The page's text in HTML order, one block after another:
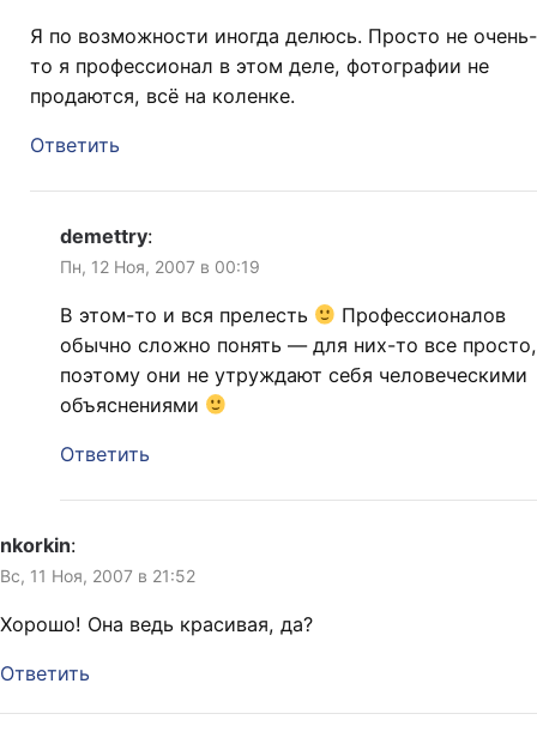
Я по возможности иногда делюсь. Просто не очень-
то я профессионал в этом деле, фотографии не
продаются, всё на коленке.
Ответить
demettry:
Пн, 12 Ноя, 2007 в 00:19
В этом-то и вся прелесть
Профессионалов
обычно сложно понять — для них-то все просто,
поэтому они не утруждают себя человеческими
объяснениями
Ответить
nkorkin:
Вс, 11 Ноя, 2007 в 21:52
Хорошо! Она ведь красивая, да?
Ответить